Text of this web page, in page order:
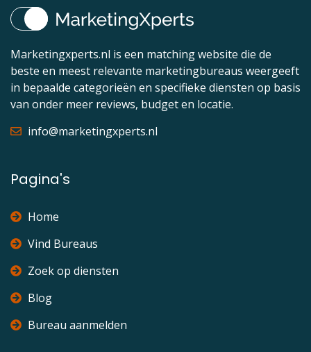
Marketingxperts.nl is een matching website die de
beste en meest relevante marketingbureaus weergeeft
in bepaalde categorieën en specifieke diensten op basis
van onder meer reviews, budget en locatie.
info@marketingxperts.nl
Pagina's
Home
Vind Bureaus
Zoek op diensten
Blog
Bureau aanmelden